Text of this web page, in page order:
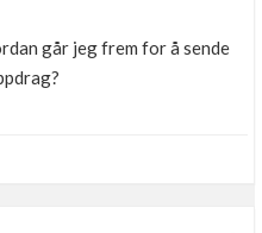
går jeg frem for å sende